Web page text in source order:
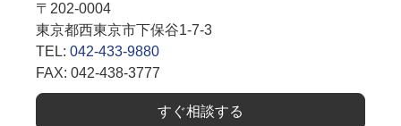
〒202-0004
東京都西東京市下保谷1-7-3
TEL: 042-433-9880
FAX: 042-438-3777
すぐ相談する